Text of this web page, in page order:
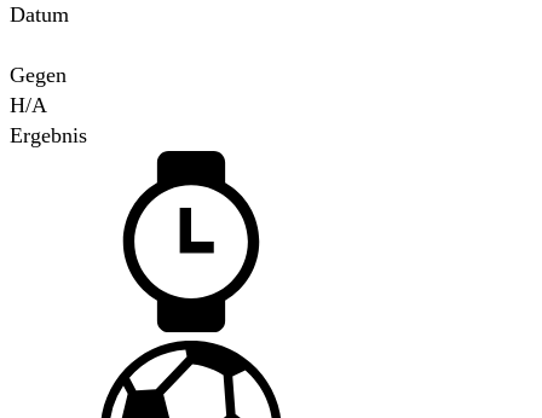
Datum
Gegen
H/A
Ergebnis